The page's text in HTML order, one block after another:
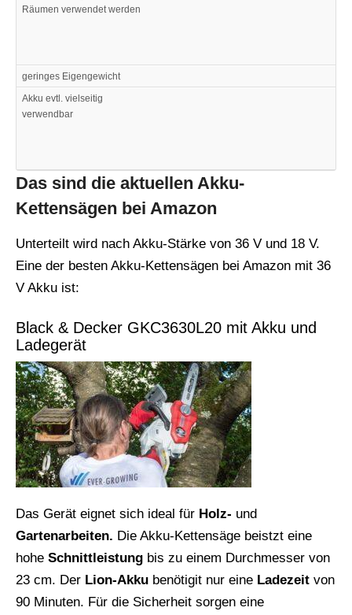
Räumen verwendet werden
geringes Eigengewicht
Akku evtl. vielseitig
verwendbar
Das sind die aktuellen Akku-
Kettensägen bei Amazon
Unterteilt wird nach Akku-Stärke von 36 V und 18 V.
Eine der besten Akku-Kettensägen bei Amazon mit 36
V Akku ist:
Black & Decker GKC3630L20 mit Akku und
Ladegerät
Das Gerät eignet sich ideal für Holz- und
Gartenarbeiten. Die Akku-Kettensäge beistzt eine
hohe Schnittleistung bis zu einem Durchmesser von
23 cm. Der Lion-Akku benötigit nur eine Ladezeit von
90 Minuten. Für die Sicherheit sorgen eine